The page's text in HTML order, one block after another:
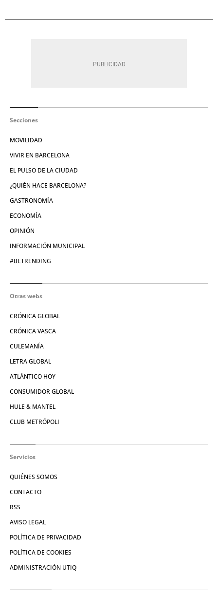
Secciones
MOVILIDAD
VIVIR EN BARCELONA
EL PULSO DE LA CIUDAD
¿QUIÉN HACE BARCELONA?
GASTRONOMÍA
ECONOMÍA
OPINIÓN
INFORMACIÓN MUNICIPAL
#BETRENDING
Otras webs
CRÓNICA GLOBAL
CRÓNICA VASCA
CULEMANÍA
LETRA GLOBAL
ATLÁNTICO HOY
CONSUMIDOR GLOBAL
HULE & MANTEL
CLUB METRÓPOLI
Servicios
QUIÉNES SOMOS
CONTACTO
RSS
AVISO LEGAL
POLÍTICA DE PRIVACIDAD
POLÍTICA DE COOKIES
ADMINISTRACIÓN UTIQ